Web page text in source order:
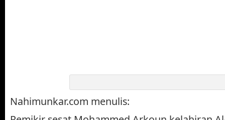
Nahimunkar.com menulis: